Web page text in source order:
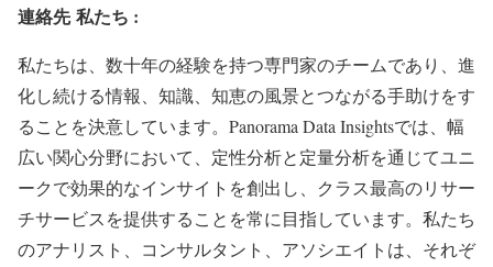
連絡先私たち :
私たちは、数十年の経験を持つ専門家のチームであり、進
化し続ける情報、知識、知恵の風景とつながる手助けをす
ることを決意しています。Panorama Data Insightsでは、幅
広い関心分野において、定性分析と定量分析を通じてユニ
ークで効果的なインサイトを創出し、クラス最高のリサー
チサービスを提供することを常に目指しています。私たち
のアナリスト、コンサルタント、アソシエイトは、それぞ